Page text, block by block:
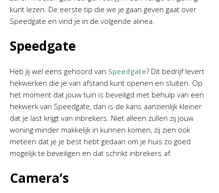
kunt lezen. De eerste tip die we je gaan geven gaat over
Speedgate en vind je in de volgende alinea.
Speedgate
Heb jij wel eens gehoord van Speedgate? Dit bedrijf levert
hekwerken die je van afstand kunt openen en sluiten. Op
het moment dat jouw tuin is beveiligd met behulp van een
hekwerk van Speedgate, dan is de kans aanzienlijk kleiner
dat je last krijgt van inbrekers. Niet alleen zullen zij jouw
woning minder makkelijk in kunnen komen, zij zien ook
meteen dat je je best hebt gedaan om je huis zo goed
mogelijk te beveiligen en dat schrikt inbrekers af.
Camera’s